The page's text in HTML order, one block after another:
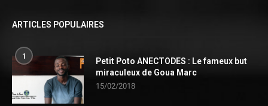
ARTICLES POPULAIRES
1
Petit Poto ANECTODES : Le fameux but
miraculeux de Goua Marc
15/02/2018